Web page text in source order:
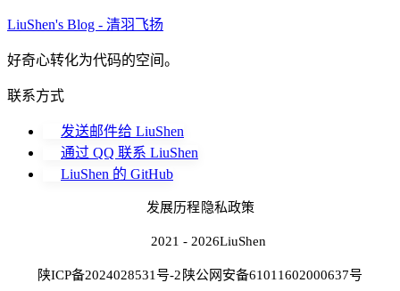
LiuShen's Blog - 清羽飞扬
好奇心转化为代码的空间。
联系方式
发送邮件给 LiuShen
通过 QQ 联系 LiuShen
LiuShen 的 GitHub
发展历程 隐私政策
2021 - 2026LiuShen
陕ICP备2024028531号-2 陕公网安备61011602000637号